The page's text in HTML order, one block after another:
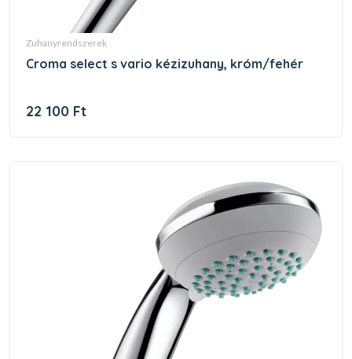
zuhanyrendszerek
croma select s vario kézizuhany, króm/fehér
22 100 Ft